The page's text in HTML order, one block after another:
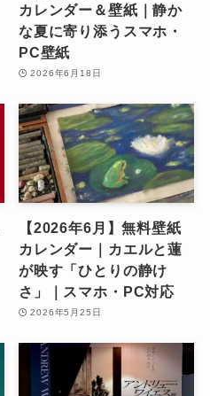
カレンダー＆壁紙｜静か
な夏に寄り添うスマホ・
PC壁紙
2026年6月18日
【2026年6月】無料壁紙
カレンダー｜カエルと蓮
が映す「ひとりの静け
さ」｜スマホ・PC対応
2026年5月25日